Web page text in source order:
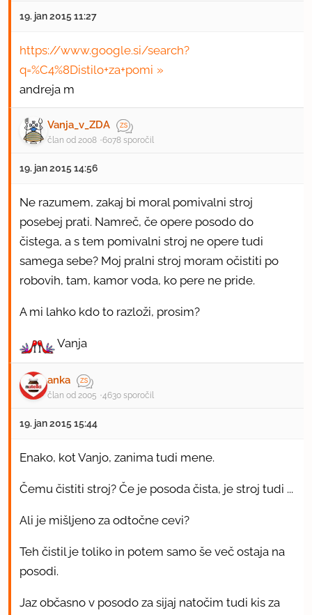
19. jan 2015 11:27
https://www.google.si/search?
q=%C4%8Distilo+za+pomi
andreja m
Vanja_v_ZDA
član od 2008 6078 sporočil
19. jan 2015 14:56
Ne razumem, zakaj bi moral pomivalni stroj
posebej prati. Namreč, če opere posodo do
čistega, a s tem pomivalni stroj ne opere tudi
samega sebe? Moj pralni stroj moram očistiti po
robovih, tam, kamor voda, ko pere ne pride.
A mi lahko kdo to razloži, prosim?
Vanja
anka
član od 2005 4630 sporočil
19. jan 2015 15:44
Enako, kot Vanjo, zanima tudi mene.
Čemu čistiti stroj? Če je posoda čista, je stroj tudi ...
Ali je mišljeno za odtočne cevi?
Teh čistil je toliko in potem samo še več ostaja na
posodi.
Jaz občasno v posodo za sijaj natočim tudi kis za